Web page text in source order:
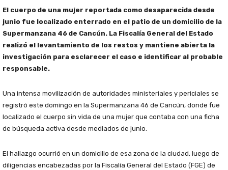
El cuerpo de una mujer reportada como desaparecida desde
junio fue localizado enterrado en el patio de un domicilio de la
Supermanzana 46 de Cancún. La Fiscalía General del Estado
realizó el levantamiento de los restos y mantiene abierta la
investigación para esclarecer el caso e identificar al probable
responsable.
Una intensa movilización de autoridades ministeriales y periciales se
registró este domingo en la Supermanzana 46 de Cancún, donde fue
localizado el cuerpo sin vida de una mujer que contaba con una ficha
de búsqueda activa desde mediados de junio.
El hallazgo ocurrió en un domicilio de esa zona de la ciudad, luego de
diligencias encabezadas por la Fiscalía General del Estado (FGE) de